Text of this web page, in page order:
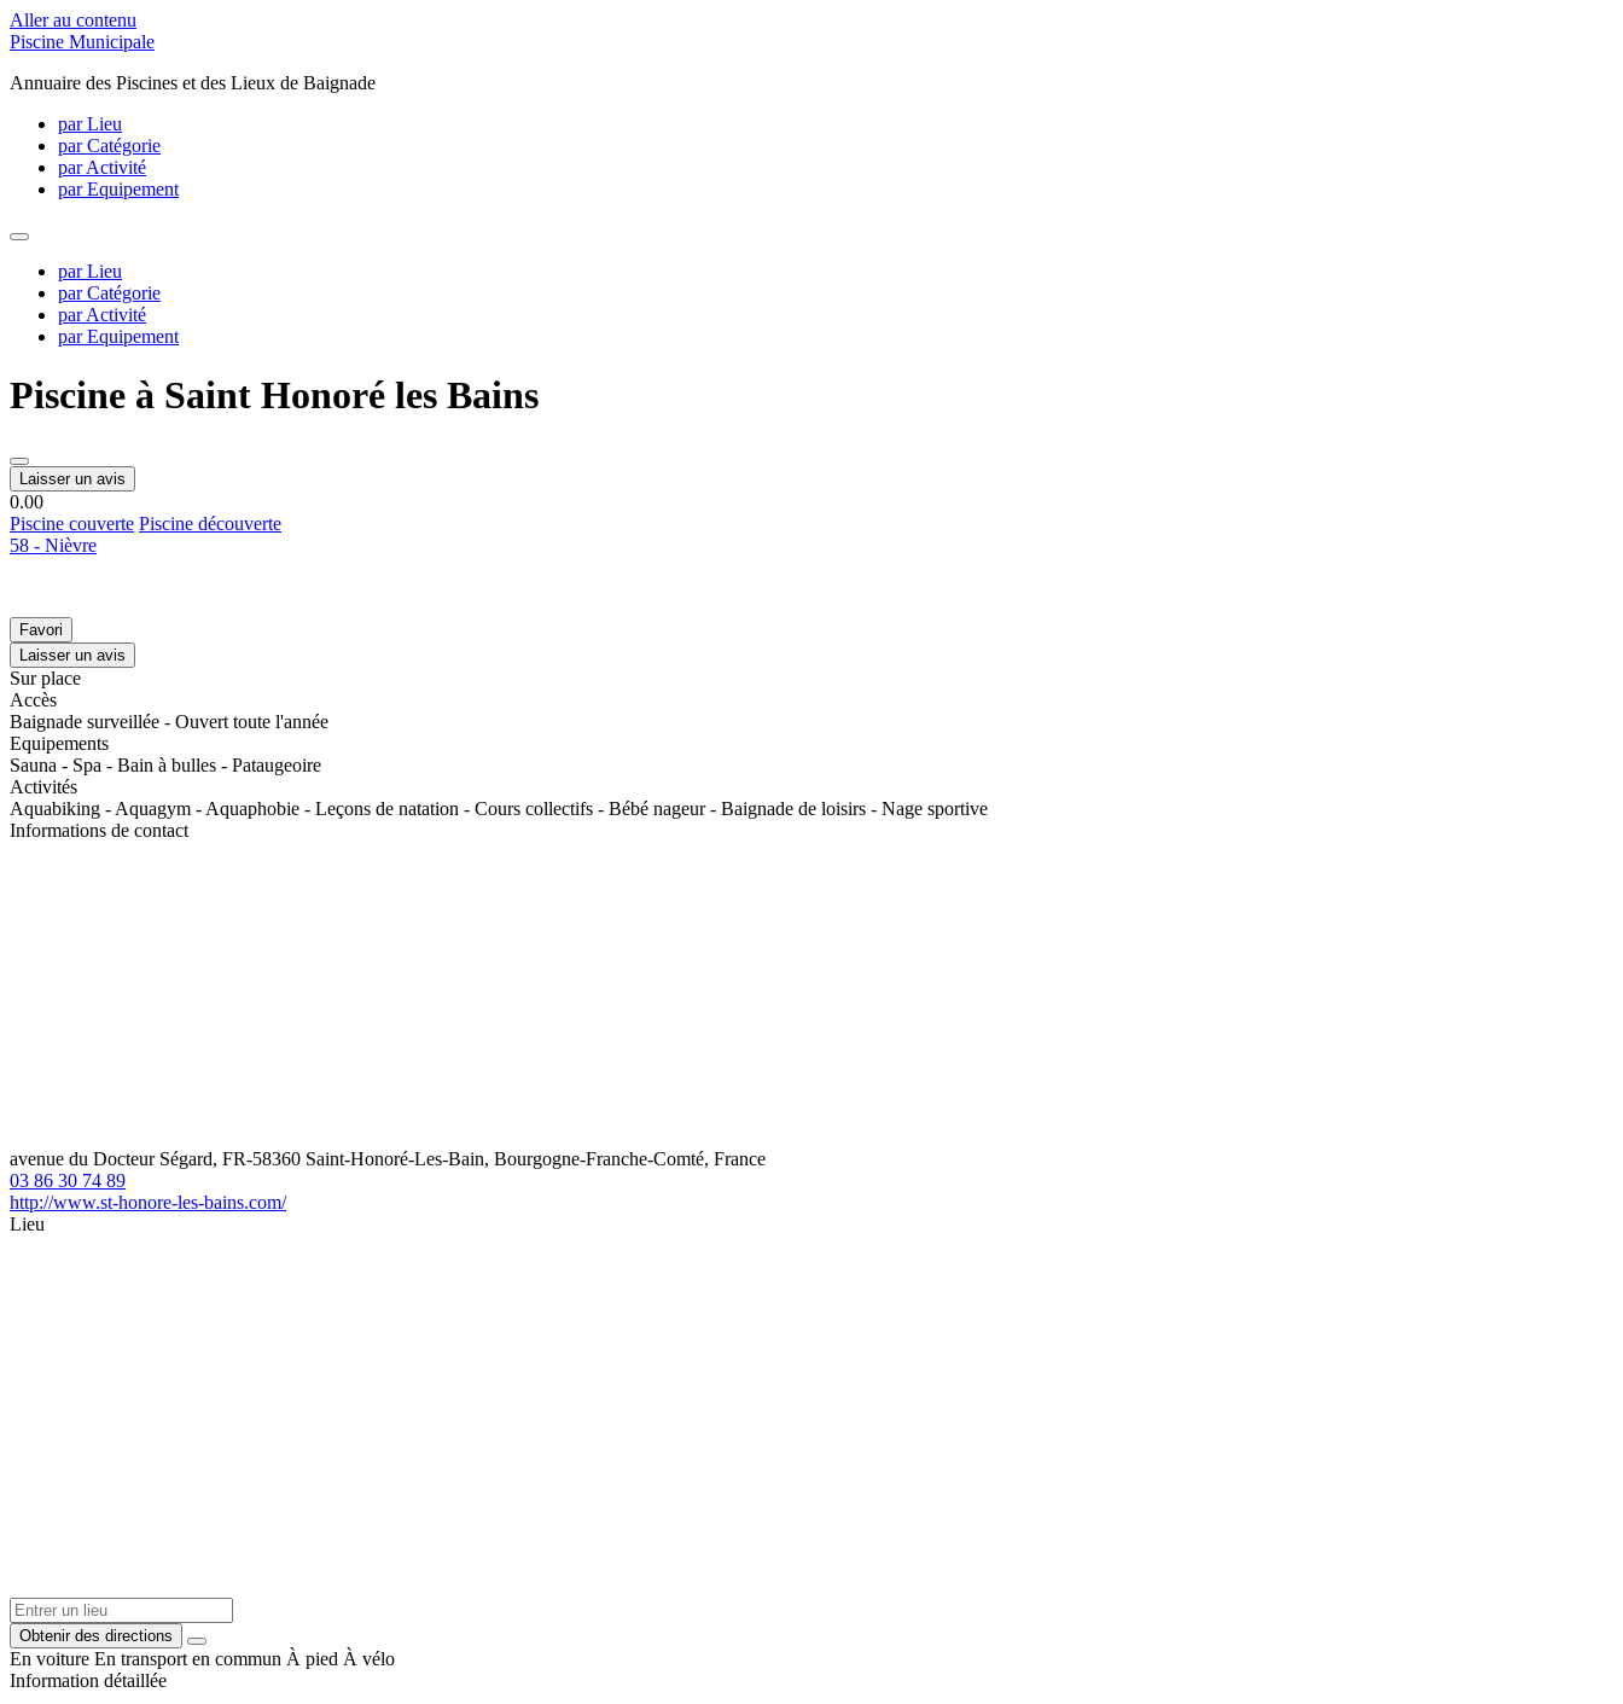
Aller au contenu
Piscine Municipale
Annuaire des Piscines et des Lieux de Baignade
par Lieu
par Catégorie
par Activité
par Equipement
par Lieu
par Catégorie
par Activité
par Equipement
Piscine à Saint Honoré les Bains
Laisser un avis
0.00
Piscine couverte Piscine découverte
58 - Nièvre
Favori
Laisser un avis
Sur place
Accès
Baignade surveillée - Ouvert toute l'année
Equipements
Sauna - Spa - Bain à bulles - Pataugeoire
Activités
Aquabiking - Aquagym - Aquaphobie - Leçons de natation - Cours collectifs - Bébé nageur - Baignade de loisirs - Nage sportive
Informations de contact
avenue du Docteur Ségard, FR-58360 Saint-Honoré-Les-Bain, Bourgogne-Franche-Comté, France
03 86 30 74 89
http://www.st-honore-les-bains.com/
Lieu
Obtenir des directions
En voiture En transport en commun À pied À vélo
Information détaillée